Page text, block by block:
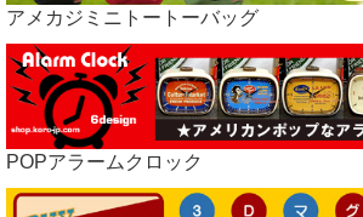
アメカジミニトートーバッグ
POPアラームクロック